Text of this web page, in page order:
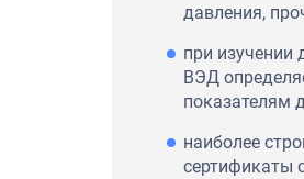
давления,
при изучении
ВЭД
показателям
наиболее
сертификаты